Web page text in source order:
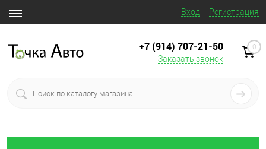
Вход Регистрация
+7 (914) 707‒21‒50
Заказать звонок
0